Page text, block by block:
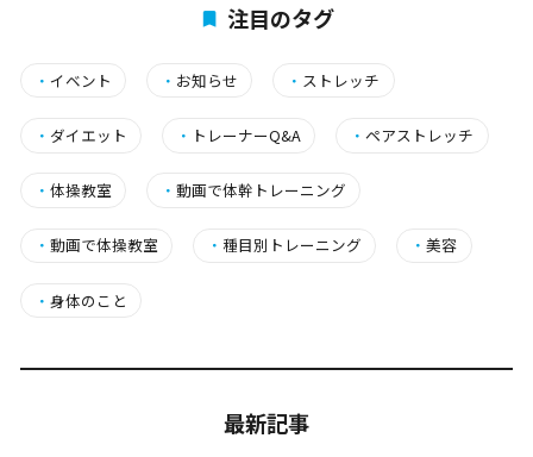
注目のタグ
・ イベント ・ お知らせ ・ ストレッチ
・ ダイエット ・ トレーナーQ&A ・ペアストレッチ
・ 体操教室 ・動画で体幹トレーニング
・ 動画で体操教室 ・種目別トレーニング ・美容
・ 身体のこと
最新記事